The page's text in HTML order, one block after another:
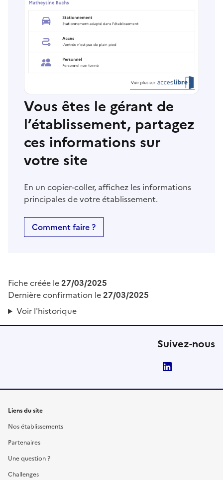
Vous êtes le gérant de
l’établissement, partagez
ces informations sur
votre site
En un copier-coller, affichez les informations
principales de votre établissement.
Comment faire ?
Fiche créée le27/03/2025
Dernière confirmation le27/03/2025
Voir l'historique
Suivez-nous
Liens du site
Nos établissements
Partenaires
Une question ?
Challenges